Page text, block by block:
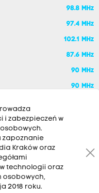
98.8 MHz
97.4 MHz
102.1 MHz
87.6 MHz
90 MHz
90 MHz
22, 30-007
i zabezpieczeń w
zapoznanie
Kraków oraz
technologii oraz
osobowych,
2018 roku.